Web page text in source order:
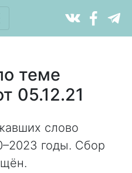
теме
05.12.21
слово
годы. Сбор